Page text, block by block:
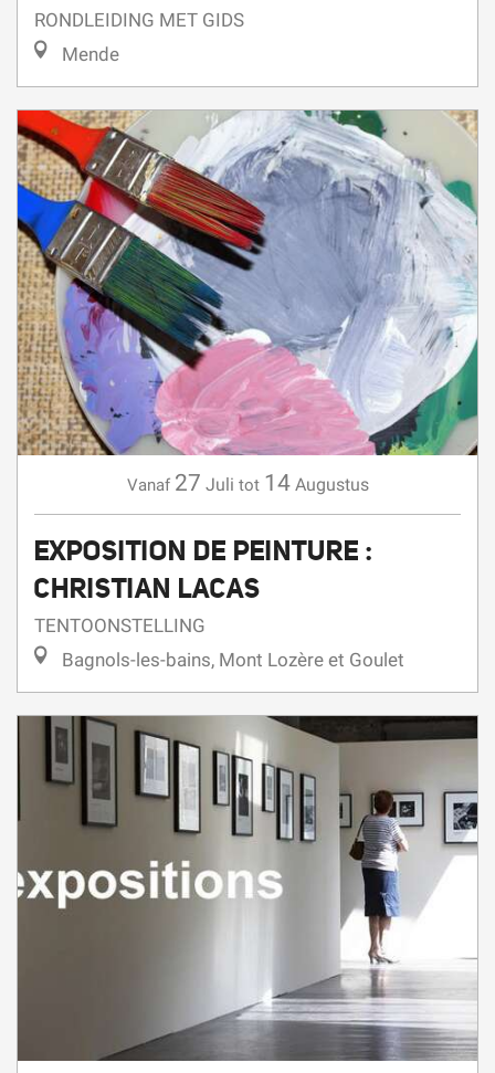
RONDLEIDING MET GIDS
Mende
Vanaf 27 Juli tot 14 Augustus
EXPOSITION DE PEINTURE :
CHRISTIAN LACAS
TENTOONSTELLING
Bagnols-les-bains, Mont Lozère et Goulet